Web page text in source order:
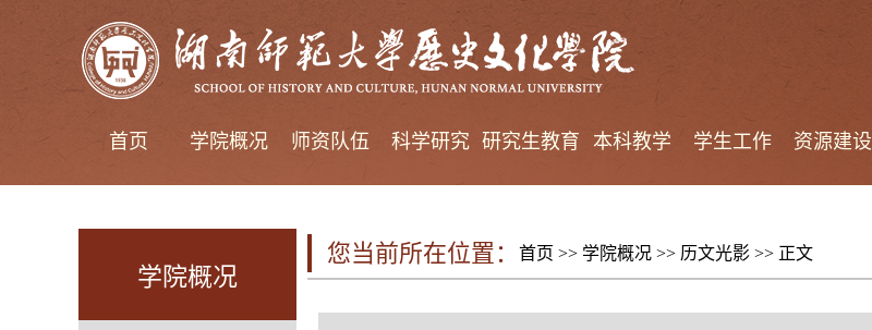
首页 学院概况 师资队伍 科学研究 研究生教育 本科教学 学生工作 资源建设
学院概况
您当前所在位置： 首页 >> 学院概况 >> 历文光影 >> 正文